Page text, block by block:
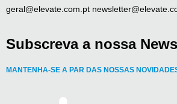
geral@elevate.com.pt
Subscreva a nossa
MANTENHA-SE A PAR DAS NOSSAS